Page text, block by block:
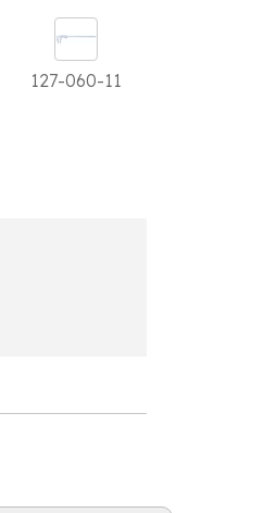
127-060-11